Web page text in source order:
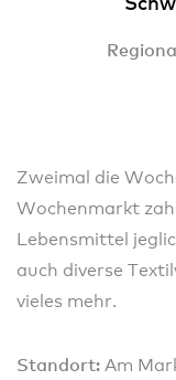
Zweimal die
Wochenmarkt
Lebensmittel
auch diverse
vieles mehr.
Standort: Am